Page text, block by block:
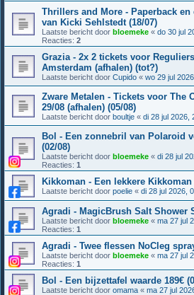
Thrillers and More - Paperback
van Kicki Sehlstedt (18/07)
Laatste bericht door bloemeke « do 30 jul
Reacties: 2
Grazia - 2x 2 tickets voor
Amsterdam (afhalen) (tot?)
Laatste bericht door Cupido « wo 29 jul
Zware Metalen - Tickets voor The
29/08 (afhalen) (05/08)
Laatste bericht door boultje « di 28 jul 2026,
Bol - Een zonnebril van Polaroid
(02/08)
Laatste bericht door bloemeke « di 28 jul
Reacties: 1
Kikkoman - Een lekkere
Laatste bericht door poelie « di 28 jul 2026,
Agradi - MagicBrush Salt Shower
Laatste bericht door bloemeke « ma 27 jul
Reacties: 1
Agradi - Twee flessen NoCleg
Laatste bericht door bloemeke « ma 27 jul
Reacties: 1
Bol - Een bijzettafel waarde 189€
Laatste bericht door omama « ma 27 jul